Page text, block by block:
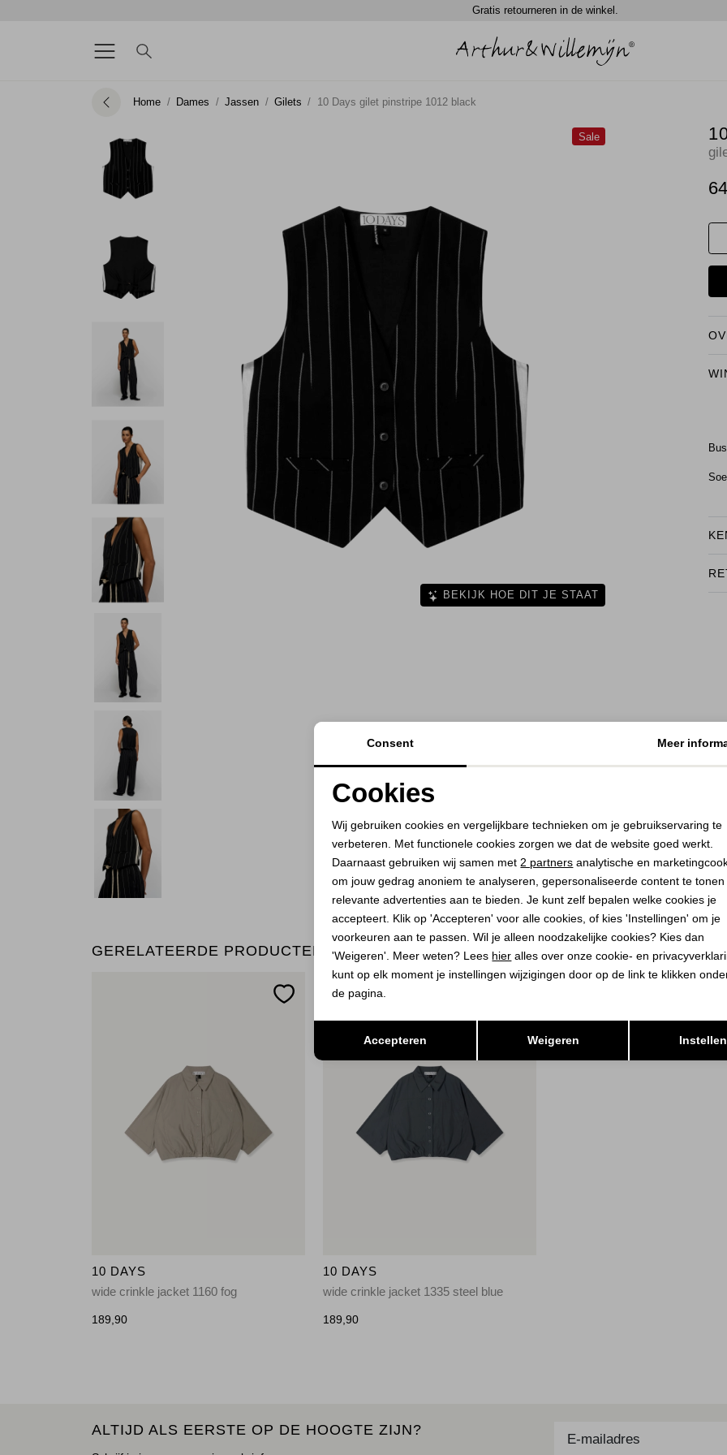
Gratis retourneren in de winkel.
Home Dames Jassen Gilets 10 Days gilet pinstripe 1012 black
Sale
BEKIJK HOE DIT JE STAAT
GERELATEERDE PRODUCTEN
10 DAYS
wide crinkle jacket 1160 fog
189,90
10 DAYS
wide crinkle jacket 1335 steel blue
189,90
ALTIJD ALS EERSTE OP DE HOOGTE ZIJN?
Analytische cookies Marketing cookies
Consent Meer
Cookies
Wij gebruiken cookies en vergelijkbare technieken om je gebruikservaring te
verbeteren. Met functionele cookies zorgen we dat de website goed werkt.
Daarnaast gebruiken wij samen met 2 partners analytische en
om jouw gedrag anoniem te analyseren, gepersonaliseerde content te tonen
relevante advertenties aan te bieden. Je kunt zelf bepalen welke cookies je
accepteert. Klik op 'Accepteren' voor alle cookies, of kies 'Instellingen' om je
voorkeuren aan te passen. Wil je alleen noodzakelijke cookies? Kies dan
'Weigeren'. Meer weten? Lees hier alles over onze cookie- en
kunt op elk moment je instellingen wijzigingen door op de link te klikken
de pagina.
Accepteren Weigeren Instellen